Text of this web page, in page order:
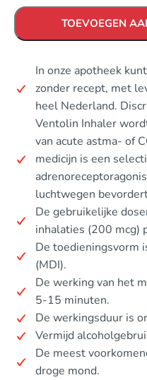
TOEVOEGEN
In onze apotheek
zonder recept, met
heel Nederland.
Ventolin Inhaler
van acute astma- of
medicijn is een
luchtwegen
De gebruikelijke
inhalaties (200 mcg)
De toedieningsvorm
(MDI).
De werking van het
5-15 minuten.
De werkingsduur is
Vermijd
De meest
droge mond.